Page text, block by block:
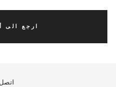
ارجع الى
اتصل